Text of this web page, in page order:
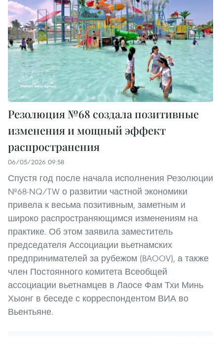
Резолюция №68 создала позитивные
изменения и мощный эффект
распространения
06/05/2026 09:58
Спустя год после начала исполнения Резолюции
№68-NQ/TW о развитии частной экономики
привела к весьма позитивным, заметным и
широко распространяющимся изменениям на
практике. Об этом заявила заместитель
председателя Ассоциации вьетнамских
предпринимателей за рубежом (BAOOV), а также
член Постоянного комитета Всеобщей
ассоциации вьетнамцев в Лаосе Фам Тхи Минь
Хыонг в беседе с корреспондентом ВИА во
Вьентьяне.